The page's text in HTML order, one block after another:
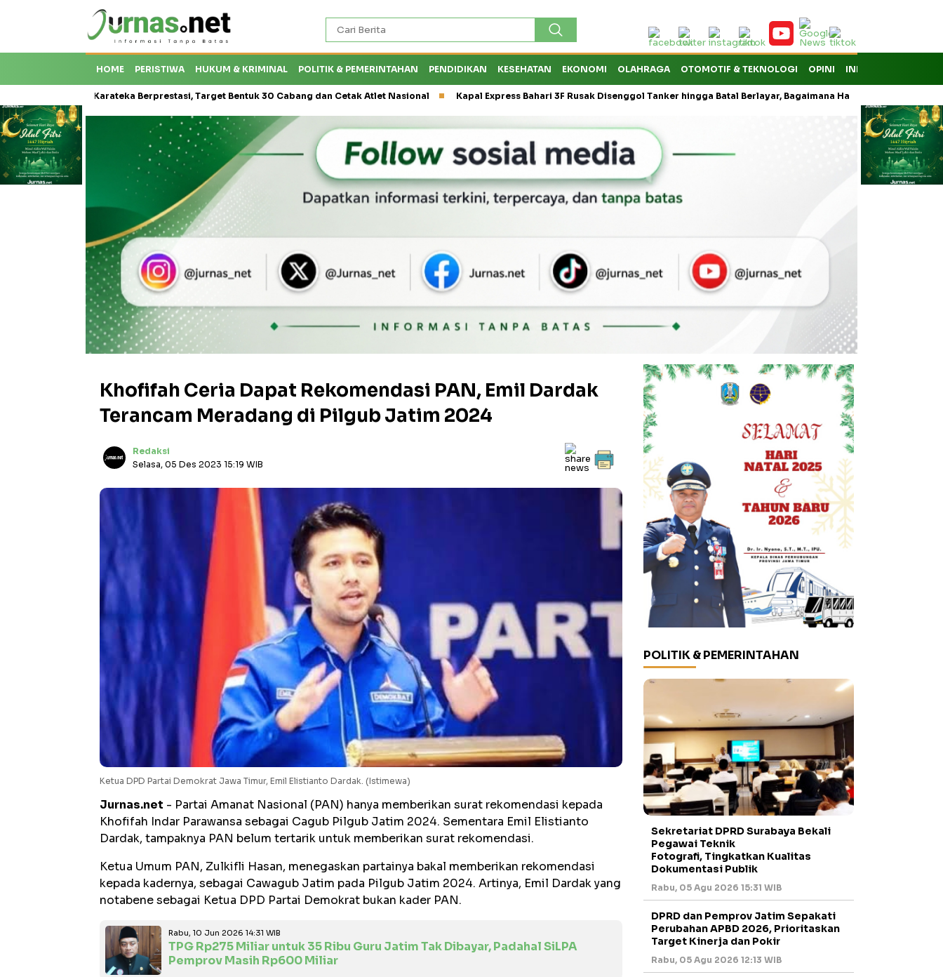
HOME PERISTIWA HUKUM & KRIMINAL POLITIK & PEMERINTAHAN PENDIDIKAN KESEHATAN EKONOMI OLAHRAGA OTOMOTIF & TEKNOLOGI OPINI INDEKS
Karateka Berprestasi, Target Bentuk 30 Cabang dan Cetak Atlet Nasional Kapal Express Bahari 3F Rusak Disenggol Tanker hingga Batal Berlayar, Bagaimana Hak Penumpang atas Kompensasi?
Khofifah Ceria Dapat Rekomendasi PAN, Emil Dardak
Terancam Meradang di Pilgub Jatim 2024
Redaksi
Selasa, 05 Des 2023 15:19 WIB
Ketua DPD Partai Demokrat Jawa Timur, Emil Elistianto Dardak. (Istimewa)
Jurnas.net - Partai Amanat Nasional (PAN) hanya memberikan surat rekomendasi kepada
Khofifah Indar Parawansa sebagai Cagub Pilgub Jatim 2024. Sementara Emil Elistianto
Dardak, tampaknya PAN belum tertarik untuk memberikan surat rekomendasi.
Ketua Umum PAN, Zulkifli Hasan, menegaskan partainya bakal memberikan rekomendasi
kepada kadernya, sebagai Cawagub Jatim pada Pilgub Jatim 2024. Artinya, Emil Dardak yang
notabene sebagai Ketua DPD Partai Demokrat bukan kader PAN.
Rabu, 10 Jun 2026 14:31 WIB
TPG Rp275 Miliar untuk 35 Ribu Guru Jatim Tak Dibayar, Padahal SiLPA
Pemprov Masih Rp600 Miliar
POLITIK & PEMERINTAHAN
Sekretariat DPRD Surabaya Bekali
Pegawai Teknik
Fotografi, Tingkatkan Kualitas
Dokumentasi Publik
Rabu, 05 Agu 2026 15:31 WIB
DPRD dan Pemprov Jatim Sepakati
Perubahan APBD 2026, Prioritaskan
Target Kinerja dan Pokir
Rabu, 05 Agu 2026 12:13 WIB